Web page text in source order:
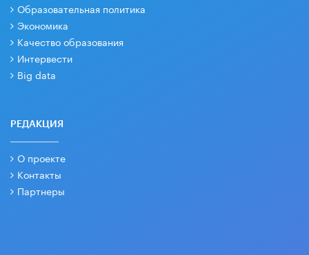
Образовательная политика
Экономика
Качество образования
Интервести
Big data
РЕДАКЦИЯ
О проекте
Контакты
Партнеры